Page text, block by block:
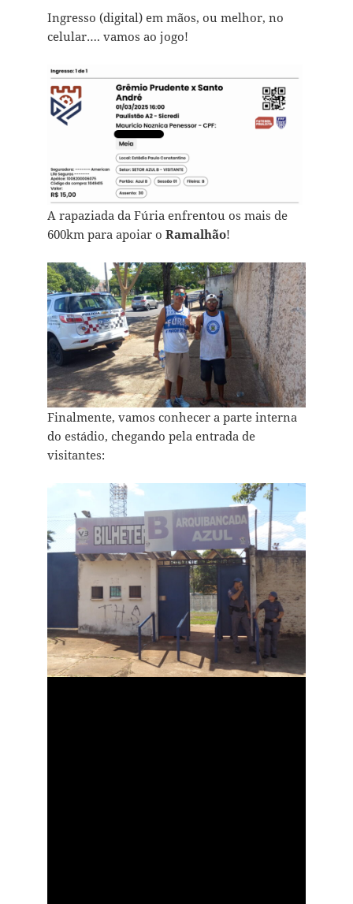
Ingresso (digital) em mãos, ou melhor, no
celular…. vamos ao jogo!
A rapaziada da Fúria enfrentou os mais de
600km para apoiar o Ramalhão!
Finalmente, vamos conhecer a parte interna
do estádio, chegando pela entrada de
visitantes: